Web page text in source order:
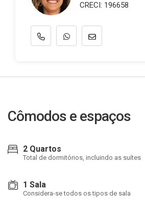
CRECI: 196658
Cômodos e espaços
2 Quartos
Total de dormitórios, incluindo as suítes
1 Sala
Considera-se todos os tipos de sala